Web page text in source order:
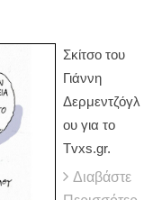
Σκίτσο του
Γιάννη
Δερμεντζόγλ
ου για το
Tvxs.gr.
Διαβάστε